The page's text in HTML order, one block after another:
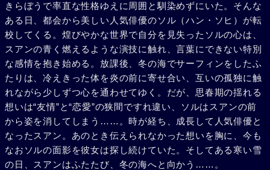
きらぼうで率直な性格ゆえに周囲と馴染めずにいた。そんな
ある日、都会から美しい人気俳優のソル（ハン・ソヒ）が転
校してくる。煌びやかな世界で自分を見失ったソルの心は、
スアンの青く燃えるような演技に触れ、言葉にできない特別
な感情を抱き始める。放課後、冬の海でサーフィンをしたふ
たりは、冷えきった体を炎の前に寄せ合い、互いの孤独に触
れながら少しずつ心を通わせてゆく。だが、思春期の揺れる
想いは“友情”と“恋愛”の狭間ですれ違い、ソルはスアンの前
から姿を消してしまう……。時が経ち、成長して人気俳優と
なったスアン。あのとき伝えられなかった想いを胸に、今も
なおソルの面影を彼女は探し続けていた。そしてある寒い雪
の日、スアンはふたたび、冬の海へと向かう……。